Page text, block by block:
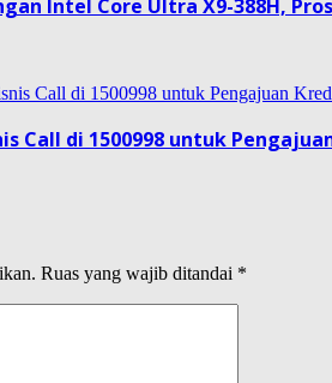
Intel Core Ultra X9-388H,
Call di 1500998 untuk
Ruas yang wajib ditandai *